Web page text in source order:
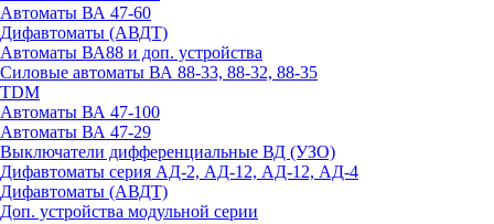
Автоматы ВА 47-60
Дифавтоматы (АВДТ)
Автоматы ВА88 и доп. устройства
Силовые автоматы ВА 88-33, 88-32, 88-35
TDM
Автоматы ВА 47-100
Автоматы ВА 47-29
Выключатели дифференциальные ВД (УЗО)
Дифавтоматы серия АД-2, АД-12, АД-12, АД-4
Дифавтоматы (АВДТ)
Доп. устройства модульной серии